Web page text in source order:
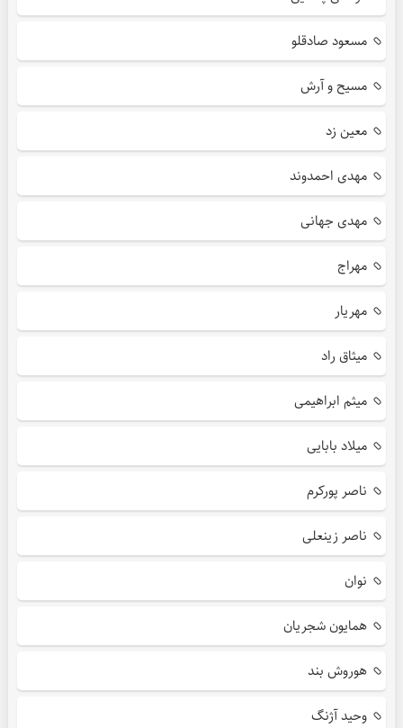
مسعود صادقلو
مسیح و آرش
معین زد
مهدی احمدوند
مهدی جهانی
مهراج
مهریار
میثاق راد
میثم ابراهیمی
میلاد بابایی
ناصر پورکرم
ناصر زینعلی
نوان
همایون شجریان
هوروش بند
وحید آژنگ